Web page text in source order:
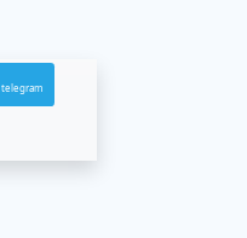
telegram